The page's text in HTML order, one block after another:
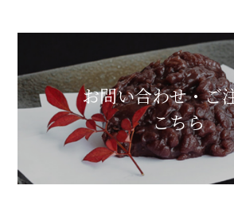
お問い合わせ・ご
こちら